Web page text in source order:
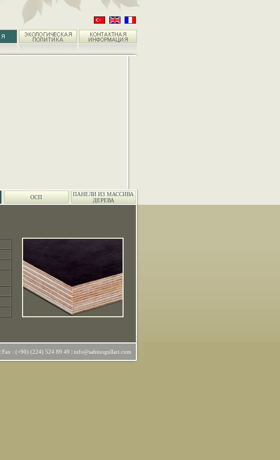
ОСП
ПАНЕЛИ ИЗ МАССИВА
ДЕРЕВА
: (+90) (224) 524 89 49 | info@sahinogullari.com